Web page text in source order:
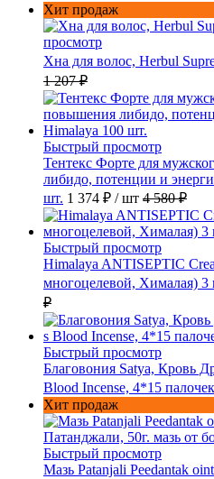
Хит продаж
просмотр
Хна для волос, Herbul
1 207 ₽
Быстрый просмотр
Тентекс Форте для
либидо, потенции и
шт. 1 374 ₽ / шт 4 580 ₽
Быстрый просмотр
Himalaya ANTISEPTIC
многоцелевой, Хималая) 3
₽
Быстрый просмотр
Благовония Satya, Кровь
Blood Incense, 4*15 палочек
Хит продаж
Быстрый просмотр
Мазь Patanjali Peedantak